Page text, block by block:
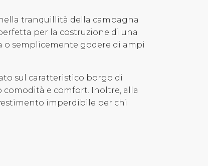
tranquillità della campagna
per la costruzione di una
o semplicemente godere di ampi
sul caratteristico borgo di
comodità e comfort. Inoltre, alla
imperdibile per chi